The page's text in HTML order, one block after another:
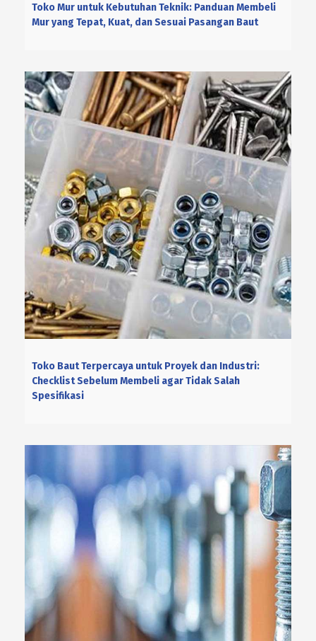
Toko Mur untuk Kebutuhan Teknik: Panduan Membeli
Mur yang Tepat, Kuat, dan Sesuai Pasangan Baut
Toko Baut Terpercaya untuk Proyek dan Industri:
Checklist Sebelum Membeli agar Tidak Salah
Spesifikasi